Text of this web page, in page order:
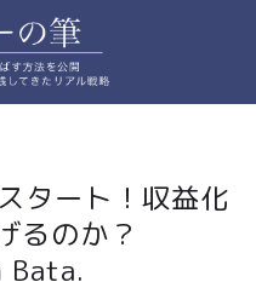
タート！収益化
るのか？